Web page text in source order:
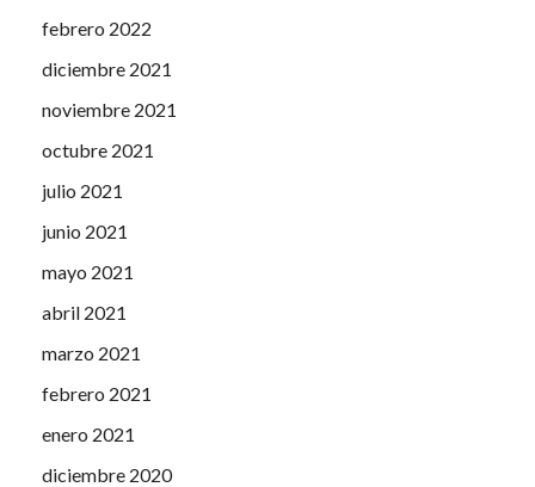
febrero 2022
diciembre 2021
noviembre 2021
octubre 2021
julio 2021
junio 2021
mayo 2021
abril 2021
marzo 2021
febrero 2021
enero 2021
diciembre 2020